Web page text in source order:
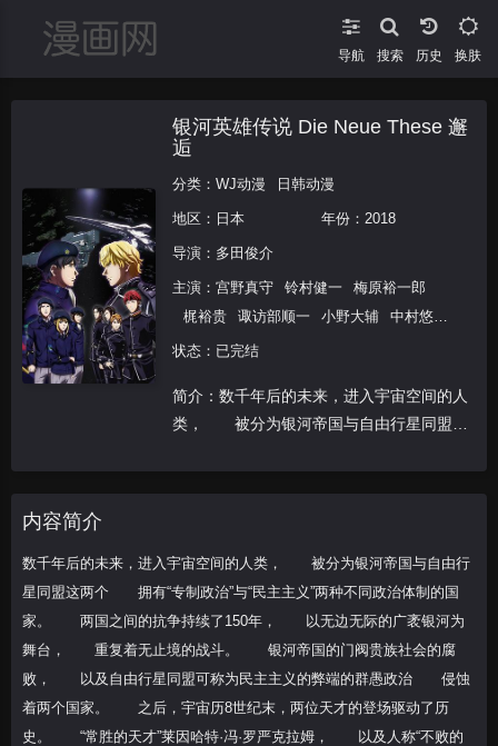
导航 搜索 换肤
银河英雄传说 Die Neue These 邂
逅
分类： WJ动漫 日韩动漫
地区： 日本 年份： 2018
导演： 多田俊介
主演： 宫野真守 铃村健一
梅原裕一郎
梶裕贵
诹访部顺一 小野大辅
中村悠
一
川岛得爱
太
福松进纱 目黑光祐 樱井透
畠中祐
小野友树
下山吉光
状态：已完结
简介：数千年后的未来，进入宇宙空间的人
类， 被分为银河帝国与自由行星同盟这
内容简介
数千年后的未来，进入宇宙空间的人类， 被分为银河帝国与自由行
星同盟这两个 拥有“专制政治”与“民主主义”两种不同政治体制的国
家。 两国之间的抗争持续了150年， 以无边无际的广袤银河为
舞台， 重复着无止境的战斗。 银河帝国的门阀贵族社会的腐
败， 以及自由行星同盟可称为民主主义的弊端的群愚政治 侵蚀
着两个国家。 之后，宇宙历8世纪末，两位天才的登场驱动了历
史。 “常胜的天才”莱因哈特·冯·罗严克拉姆， 以及人称“不败的